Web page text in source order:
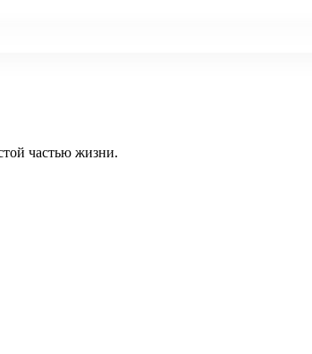
частью жизни.